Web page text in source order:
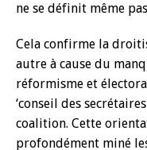
ne se définit même
Cela confirme la
autre à cause du
réformisme et
‘conseil des
coalition. Cette
profondément miné